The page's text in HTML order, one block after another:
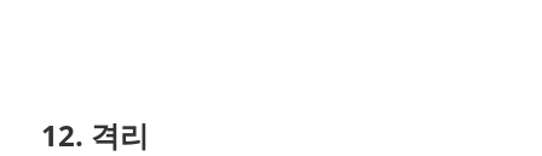
12. 격리